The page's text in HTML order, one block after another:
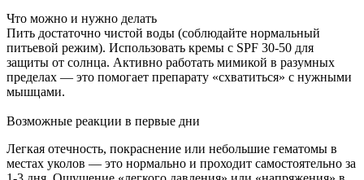
Что можно и нужно делать
Пить достаточно чистой воды (соблюдайте нормальный
питьевой режим). Использовать кремы с SPF 30-50 для
защиты от солнца. Активно работать мимикой в разумных
пределах — это помогает препарату «схватиться» с нужными
мышцами.
Возможные реакции в первые дни
Легкая отечность, покраснение или небольшие гематомы в
местах уколов — это нормально и проходит самостоятельно за